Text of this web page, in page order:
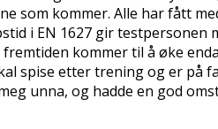
som kommer. Alle har fått
i EN 1627 gir testpersonen
kommer til å øke
spise etter trening og er på
unna, og hadde en god